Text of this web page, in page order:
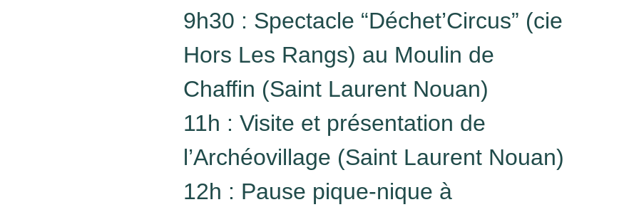
9h30 : Spectacle “Déchet’Circus” (cie
Hors Les Rangs) au Moulin de
Chaffin (Saint Laurent Nouan)
11h : Visite et présentation de
l’Archéovillage (Saint Laurent Nouan)
12h : Pause pique-nique à